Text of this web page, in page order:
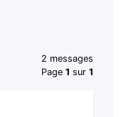
2 messages
Page1 sur1